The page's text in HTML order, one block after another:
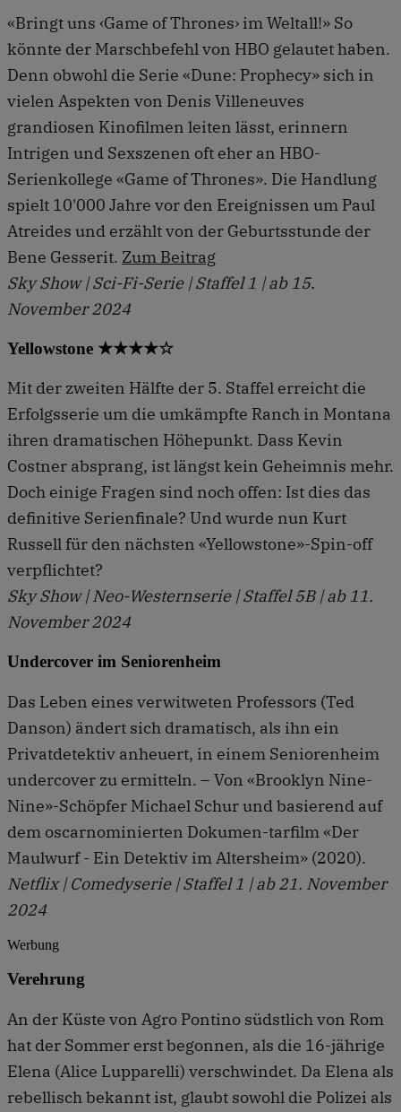
«Bringt uns ‹Game of Thrones› im Weltall!» So
könnte der Marschbefehl von HBO gelautet haben.
Denn obwohl die Serie «Dune: Prophecy» sich in
vielen Aspekten von Denis Villeneuves
grandiosen Kinofilmen leiten lässt, erinnern
Intrigen und Sexszenen oft eher an HBO-
Serienkollege «Game of Thrones». Die Handlung
spielt 10'000 Jahre vor den Ereignissen um Paul
Atreides und erzählt von der Geburtsstunde der
Bene Gesserit. Zum Beitrag
Sky Show | Sci-Fi-Serie | Staffel 1 | ab 15.
November 2024
Yellowstone ★★★★☆
Mit der zweiten Hälfte der 5. Staffel erreicht die
Erfolgsserie um die umkämpfte Ranch in Montana
ihren dramatischen Höhepunkt. Dass Kevin
Costner absprang, ist längst kein Geheimnis mehr.
Doch einige Fragen sind noch offen: Ist dies das
definitive Serienfinale? Und wurde nun Kurt
Russell für den nächsten «Yellowstone»-Spin-off
verpflichtet?
Sky Show | Neo-Westernserie | Staffel 5B | ab 11.
November 2024
Undercover im Seniorenheim
Das Leben eines verwitweten Professors (Ted
Danson) ändert sich dramatisch, als ihn ein
Privatdetektiv anheuert, in einem Seniorenheim
undercover zu ermitteln. – Von «Brooklyn Nine-
Nine»-Schöpfer Michael Schur und basierend auf
dem oscarnominierten Dokumen-tarfilm «Der
Maulwurf - Ein Detektiv im Altersheim» (2020).
Netflix | Comedyserie | Staffel 1 | ab 21. November
2024
Werbung
Verehrung
An der Küste von Agro Pontino südstlich von Rom
hat der Sommer erst begonnen, als die 16-jährige
Elena (Alice Lupparelli) verschwindet. Da Elena als
rebellisch bekannt ist, glaubt sowohl die Polizei als